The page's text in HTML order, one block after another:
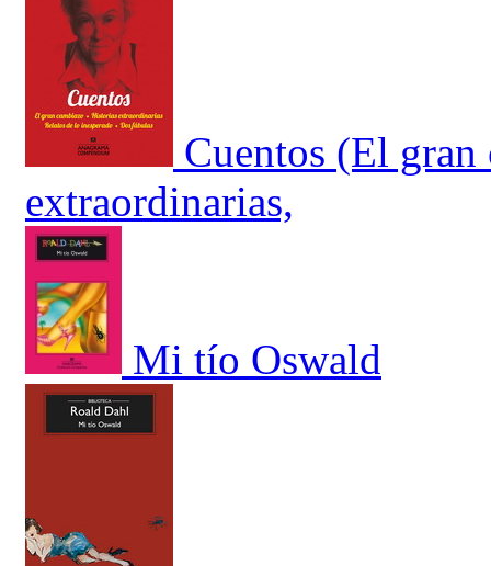
Cuentos (El
extraordinarias,
Mi tío Oswald